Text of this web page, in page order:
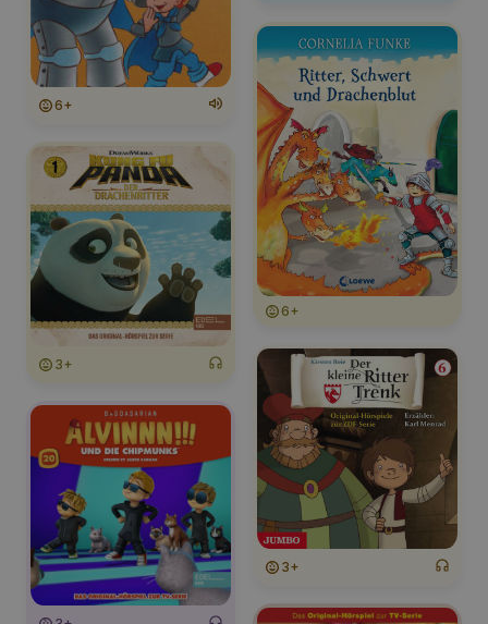
6+
3+
6+
3+